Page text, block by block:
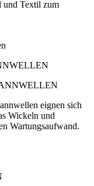
und Textil zum
eignen sich
Wickeln und
Wartungsaufwand.